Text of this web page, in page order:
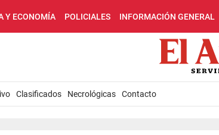
Y ECONOMÍA POLICIALES INFORMACIÓN GENERAL
Clasificados Necrológicas Contacto